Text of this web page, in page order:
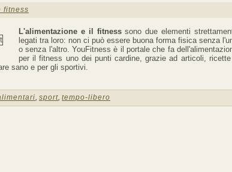
fitness
L'alimentazione e il fitnesssono due elementi
legati tra loro: non ci può essere buona forma fisica senza
o senza l'altro. YouFitness è il portale che fa
per il fitness uno dei punti cardine, grazie ad articoli,
sano e per gli sportivi.
, sport, tempo-libero